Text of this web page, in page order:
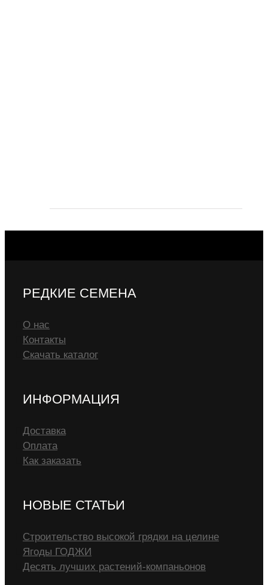
РЕДКИЕ СЕМЕНА
О нас
Контакты
Скачать каталог
ИНФОРМАЦИЯ
Доставка
Оплата
Как заказать
НОВЫЕ СТАТЬИ
Строительство высокой грядки на целине
Ягоды ГОДЖИ
Десять лучших растений-компаньонов